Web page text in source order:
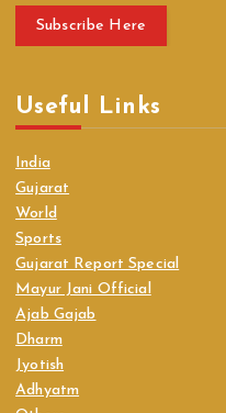
Subscribe Here
Useful Links
India
Gujarat
World
Sports
Gujarat Report Special
Mayur Jani Official
Ajab Gajab
Dharm
Jyotish
Adhyatm